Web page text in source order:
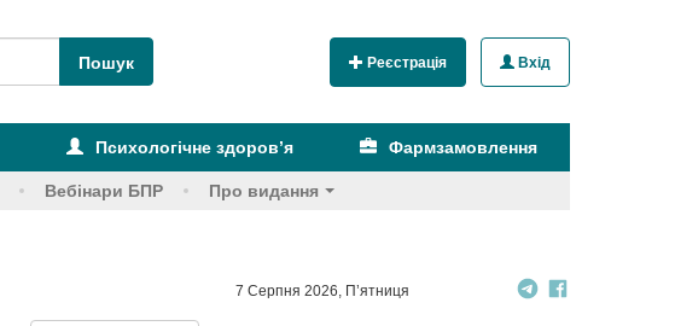
Реєстрація Вхід
Психологічне здоров’я Фармзамовлення
Вебінари БПР Про видання
7 Серпня 2026, П’ятниця